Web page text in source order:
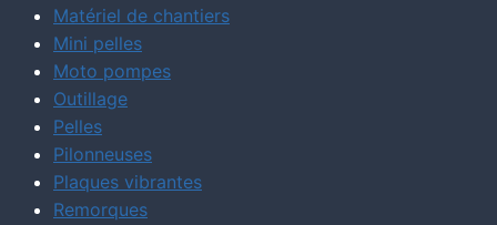
Matériel de chantiers
Mini pelles
Moto pompes
Outillage
Pelles
Pilonneuses
Plaques vibrantes
Remorques